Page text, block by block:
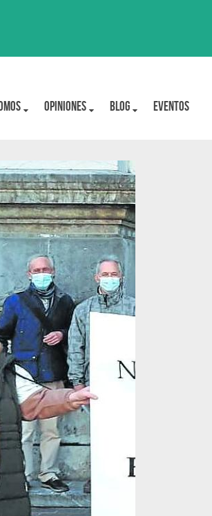
OPINIONES BLOG Eventos